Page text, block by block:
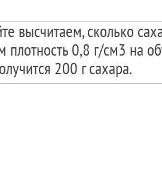
высчитаем, сколько
плотность 0,8 г/см3 на
200 г сахара.